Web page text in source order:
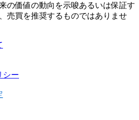
の価値の動向を示唆あるいは保証す
売買を推奨するものではありませ
シー